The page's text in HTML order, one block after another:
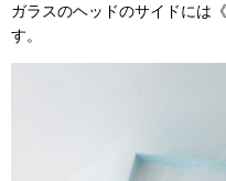
ガラスのヘッドのサイドには
す。